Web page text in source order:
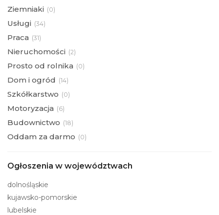
Ziemniaki (0)
Usługi (34)
Praca (31)
Nieruchomości (2)
Prosto od rolnika (0)
Dom i ogród (14)
Szkółkarstwo (0)
Motoryzacja (6)
Budownictwo (18)
Oddam za darmo (0)
Ogłoszenia w województwach
dolnośląskie
kujawsko-pomorskie
lubelskie